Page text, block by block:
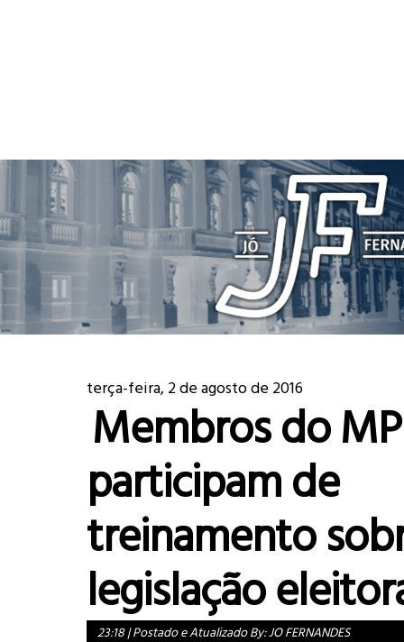
terça-feira, 2 de agosto de 2016
Membros do
participam de
treinamento
legislação
23:18|Postado e Atualizado By:JO FERNANDES